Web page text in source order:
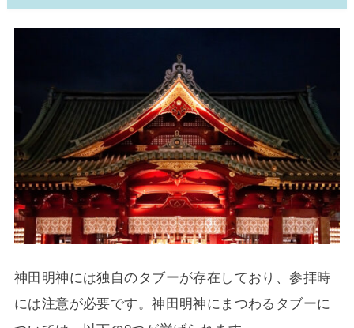
神田明神には独自のタブーが存在しており、参拝時
には注意が必要です。神田明神にまつわるタブーに